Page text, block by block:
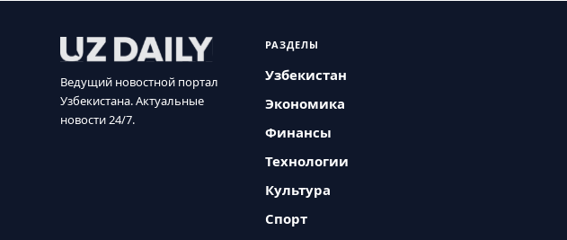
Ведущий новостной портал
Узбекистана. Актуальные
новости 24/7.
РАЗДЕЛЫ
Узбекистан
Экономика
Финансы
Технологии
Культура
Спорт